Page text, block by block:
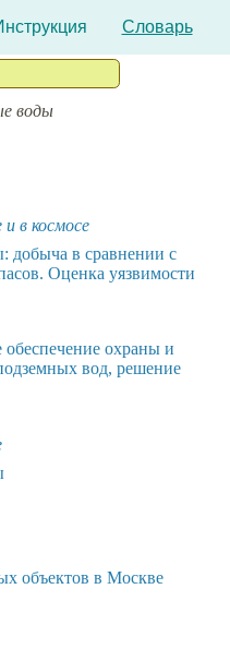
Словарь
воды
в космосе
добыча в сравнении с
Оценка уязвимости
обеспечение охраны и
вод, решение
объектов в Москве